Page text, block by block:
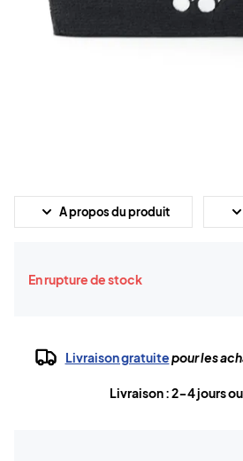
A propos du produit
En rupture de stock
Livraison gratuitepour les
Livraison : 2-4 jours